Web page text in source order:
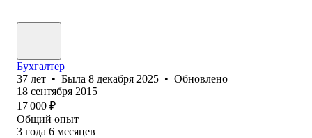
Бухгалтер
37 лет • Была 8 декабря 2025 • Обновлено
18 сентября 2015
17 000 ₽
Общий опыт
3 года 6 месяцев